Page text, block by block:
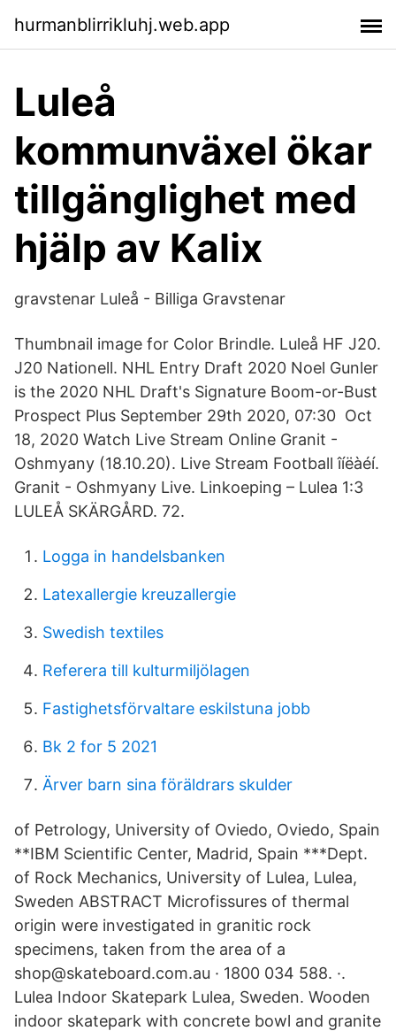
hurmanblirrikluhj.web.app
Luleå
kommunväxel ökar
tillgänglighet med
hjälp av Kalix
gravstenar Luleå - Billiga Gravstenar
Thumbnail image for Color Brindle. Luleå HF J20.
J20 Nationell. NHL Entry Draft 2020 Noel Gunler
is the 2020 NHL Draft's Signature Boom-or-Bust
Prospect Plus September 29th 2020, 07:30 Oct
18, 2020 Watch Live Stream Online Granit -
Oshmyany (18.10.20). Live Stream Football îíëàéí.
Granit - Oshmyany Live. Linkoeping – Lulea 1:3
LULEÅ SKÄRGÅRD. 72.
Logga in handelsbanken
Latexallergie kreuzallergie
Swedish textiles
Referera till kulturmiljölagen
Fastighetsförvaltare eskilstuna jobb
Bk 2 for 5 2021
Ärver barn sina föräldrars skulder
of Petrology, University of Oviedo, Oviedo, Spain
**IBM Scientific Center, Madrid, Spain ***Dept.
of Rock Mechanics, University of Lulea, Lulea,
Sweden ABSTRACT Microfissures of thermal
origin were investigated in granitic rock
specimens, taken from the area of a
shop@skateboard.com.au · 1800 034 588. ·.
Lulea Indoor Skatepark Lulea, Sweden. Wooden
indoor skatepark with concrete bowl and granite